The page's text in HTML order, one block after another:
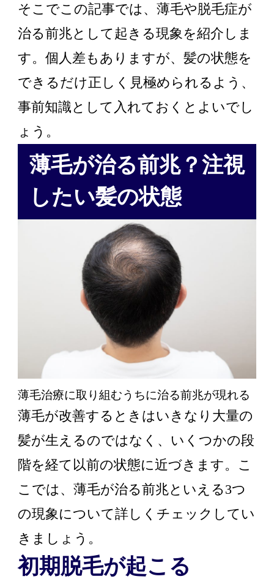
そこでこの記事では、薄毛や脱毛症が
治る前兆として起きる現象を紹介しま
す。個人差もありますが、髪の状態を
できるだけ正しく見極められるよう、
事前知識として入れておくとよいでし
ょう。
薄毛が治る前兆？注視
したい髪の状態
薄毛治療に取り組むうちに治る前兆が現れる
薄毛が改善するときはいきなり大量の
髪が生えるのではなく、いくつかの段
階を経て以前の状態に近づきます。こ
こでは、薄毛が治る前兆といえる3つ
の現象について詳しくチェックしてい
きましょう。
初期脱毛が起こる